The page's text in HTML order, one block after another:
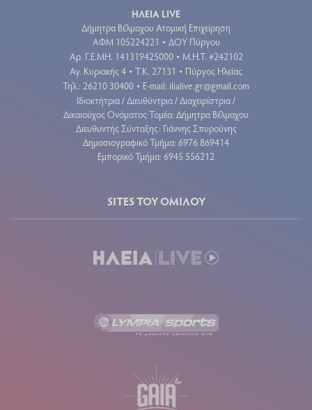
ΗΛΕΙΑ LIVE
Δήμητρα Βέλμαχου Ατομική Επιχείρηση
ΑΦΜ 105224221 • ΔΟΥ Πύργου
Aρ. Γ.Ε.ΜΗ. 141319425000 • Μ.Η.Τ. #242102
Αγ. Κυριακής 4 • Τ.Κ. 27131 • Πύργος Ηλείας
Τηλ.: 26210 30400 • E-mail: ilialive.gr@gmail.com
Ιδιοκτήτρια / Διευθύντρια / Διαχειρίστρια /
Δικαιούχος Ονόματος Τομέα: Δήμητρα Βέλμαχου
Διευθυντής Σύνταξης: Γιάννης Σπυρούνης
Δημοσιογραφικό Τμήμα: 6976 869414
Εμπορικό Τμήμα: 6945 556212
SITES ΤΟΥ ΟΜΙΛΟΥ